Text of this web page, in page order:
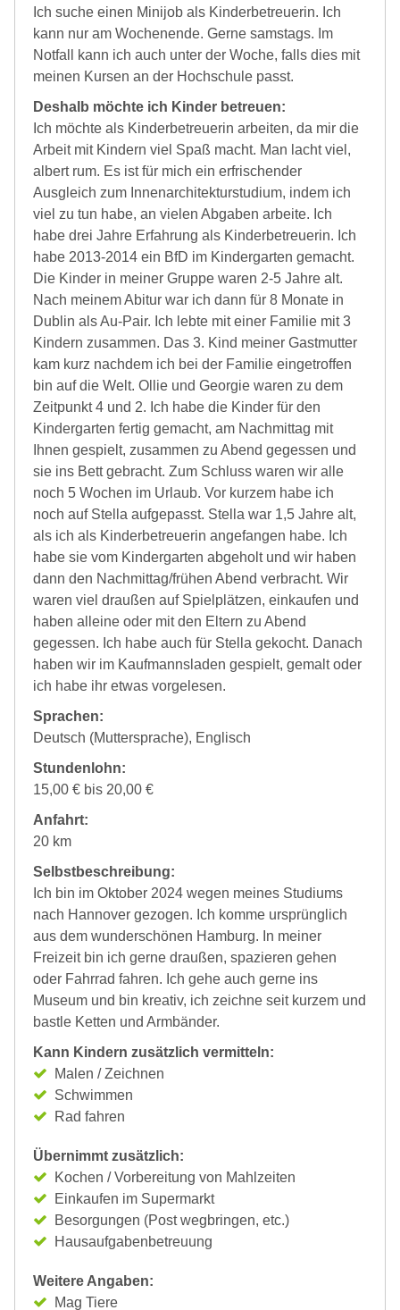
Ich suche einen Minijob als Kinderbetreuerin. Ich
kann nur am Wochenende. Gerne samstags. Im
Notfall kann ich auch unter der Woche, falls dies mit
meinen Kursen an der Hochschule passt.
Deshalb möchte ich Kinder betreuen:
Ich möchte als Kinderbetreuerin arbeiten, da mir die
Arbeit mit Kindern viel Spaß macht. Man lacht viel,
albert rum. Es ist für mich ein erfrischender
Ausgleich zum Innenarchitekturstudium, indem ich
viel zu tun habe, an vielen Abgaben arbeite. Ich
habe drei Jahre Erfahrung als Kinderbetreuerin. Ich
habe 2013-2014 ein BfD im Kindergarten gemacht.
Die Kinder in meiner Gruppe waren 2-5 Jahre alt.
Nach meinem Abitur war ich dann für 8 Monate in
Dublin als Au-Pair. Ich lebte mit einer Familie mit 3
Kindern zusammen. Das 3. Kind meiner Gastmutter
kam kurz nachdem ich bei der Familie eingetroffen
bin auf die Welt. Ollie und Georgie waren zu dem
Zeitpunkt 4 und 2. Ich habe die Kinder für den
Kindergarten fertig gemacht, am Nachmittag mit
Ihnen gespielt, zusammen zu Abend gegessen und
sie ins Bett gebracht. Zum Schluss waren wir alle
noch 5 Wochen im Urlaub. Vor kurzem habe ich
noch auf Stella aufgepasst. Stella war 1,5 Jahre alt,
als ich als Kinderbetreuerin angefangen habe. Ich
habe sie vom Kindergarten abgeholt und wir haben
dann den Nachmittag/frühen Abend verbracht. Wir
waren viel draußen auf Spielplätzen, einkaufen und
haben alleine oder mit den Eltern zu Abend
gegessen. Ich habe auch für Stella gekocht. Danach
haben wir im Kaufmannsladen gespielt, gemalt oder
ich habe ihr etwas vorgelesen.
Sprachen:
Deutsch (Muttersprache), Englisch
Stundenlohn:
15,00 € bis 20,00 €
Anfahrt:
20 km
Selbstbeschreibung:
Ich bin im Oktober 2024 wegen meines Studiums
nach Hannover gezogen. Ich komme ursprünglich
aus dem wunderschönen Hamburg. In meiner
Freizeit bin ich gerne draußen, spazieren gehen
oder Fahrrad fahren. Ich gehe auch gerne ins
Museum und bin kreativ, ich zeichne seit kurzem und
bastle Ketten und Armbänder.
Kann Kindern zusätzlich vermitteln:
Malen / Zeichnen
Schwimmen
Rad fahren
Übernimmt zusätzlich:
Kochen / Vorbereitung von Mahlzeiten
Einkaufen im Supermarkt
Besorgungen (Post wegbringen, etc.)
Hausaufgabenbetreuung
Weitere Angaben:
Mag Tiere